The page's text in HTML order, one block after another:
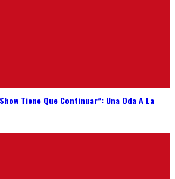
Tiene Que Continuar”: Una Oda A La